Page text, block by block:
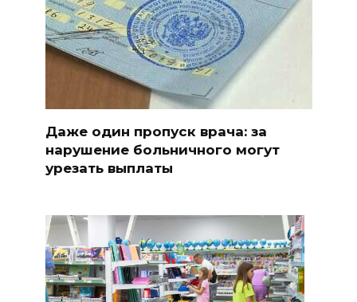
Даже один пропуск врача: за
нарушение больничного могут
урезать выплаты